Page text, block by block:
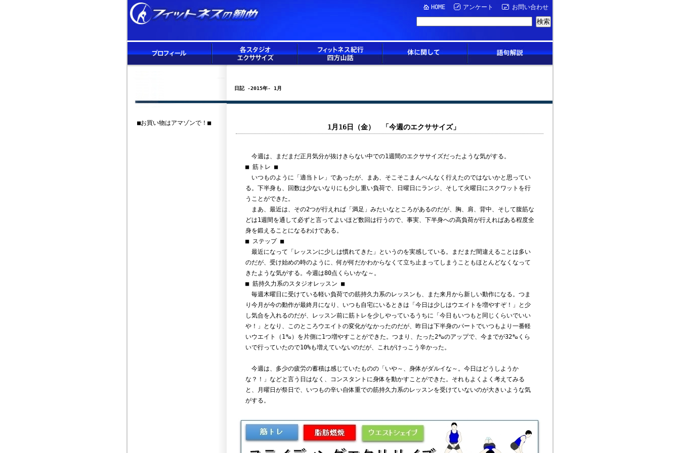
HOME アンケート お問い合わせ
■お買い物はアマゾンで！■
日記 -2015年- 1月
1月16日（金） 「今週のエクササイズ」
今週は、まだまだ正月気分が抜けきらない中での1週間のエクササイズだったような気がする。
■ 筋トレ ■
いつものように「適当トレ」であったが、まあ、そこそこまんべんなく行えたのではないかと思ってい
る。下半身も、回数は少ないなりにも少し重い負荷で、日曜日にランジ、そして火曜日にスクワットを行
うことができた。
まあ、最近は、その2つが行えれば「満足」みたいなところがあるのだが、胸、肩、背中、そして腹筋な
どは1週間を通して必ずと言ってよいほど数回は行うので、事実、下半身への高負荷が行えればある程度全
身を鍛えることになるわけである。
■ ステップ ■
最近になって「レッスンに少しは慣れてきた」というのを実感している。まだまだ間違えることは多い
のだが、受け始めの時のように、何が何だかわからなくて立ち止まってしまうこともほとんどなくなって
きたような気がする。今週は80点くらいかな～。
■ 筋持久力系のスタジオレッスン ■
毎週木曜日に受けている軽い負荷での筋持久力系のレッスンも、また来月から新しい動作になる。つま
り今月が今の動作が最終月になり、いつも自宅にいるときは「今日は少しはウエイトを増やすぞ！」と少
し気合を入れるのだが、レッスン前に筋トレを少しやっているうちに「今日もいつもと同じくらいでいい
や！」となり、このところウエイトの変化がなかったのだが、昨日は下半身のパートでいつもより一番軽
いウエイト（1㌔）を片側に1つ増やすことができた。つまり、たった2㌔のアップで、今までが32㌔くら
いで行っていたので10%も増えていないのだが、これがけっこう辛かった。
今週は、多少の疲労の蓄積は感じていたものの「いや～、身体がダルイな～。今日はどうしようか
な？！」などと言う日はなく、コンスタントに身体を動かすことができた。それもよくよく考えてみる
と、月曜日が祭日で、いつもの辛い自体重での筋持久力系のレッスンを受けていないのが大きいような気
がする。